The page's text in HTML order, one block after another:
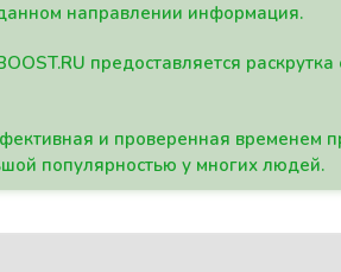
направлении информация.
предоставляется
и проверенная временем
популярностью у многих людей.